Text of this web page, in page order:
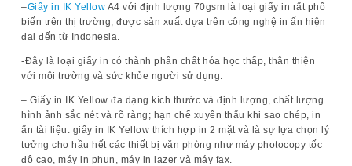
–Giấy in IK Yellow A4 với định lượng 70gsm là loại giấy in rất phổ
biến trên thị trường, được sản xuất dựa trên công nghệ in ấn hiện
đại đến từ Indonesia.
-Đây là loại giấy in có thành phần chất hóa học thấp, thân thiện
với môi trường và sức khỏe người sử dụng.
– Giấy in IK Yellow đa dạng kích thước và định lượng, chất lượng
hình ảnh sắc nét và rõ ràng; hạn chế xuyên thấu khi sao chép, in
ấn tài liệu. giấy in IK Yellow thích hợp in 2 mặt và là sự lựa chọn lý
tưởng cho hầu hết các thiết bị văn phòng như máy photocopy tốc
độ cao, máy in phun, máy in lazer và máy fax.